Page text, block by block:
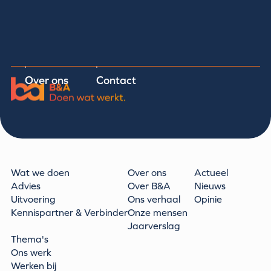
Over ons Contact
Wat we doen
Advies
Uitvoering
Kennispartner & Verbinder
Over ons
Over B&A
Ons verhaal
Onze mensen
Jaarverslag
Actueel
Nieuws
Opinie
Thema's
Ons werk
Werken bij